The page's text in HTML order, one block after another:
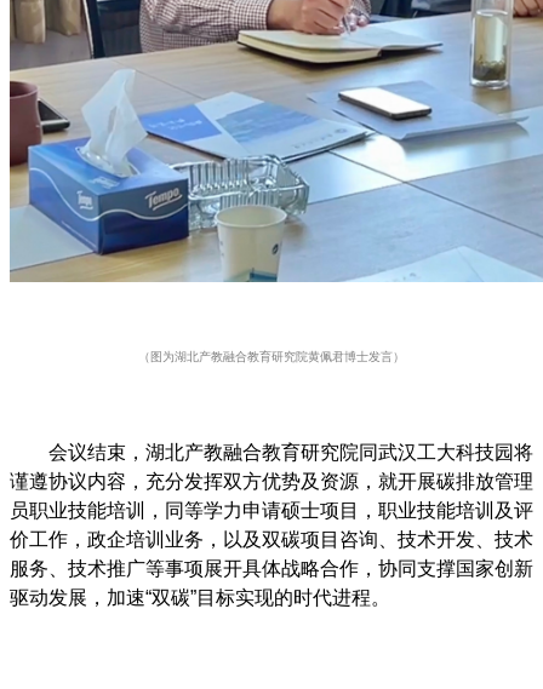
（图为湖北产教融合教育研究院黄佩君博士发言）
会议结束，湖北产教融合教育研究院同武汉工大科技园将
谨遵协议内容，充分发挥双方优势及资源，就开展碳排放管理
员职业技能培训，同等学力申请硕士项目，职业技能培训及评
价工作，政企培训业务，以及双碳项目咨询、技术开发、技术
服务、技术推广等事项展开具体战略合作，协同支撑国家创新
驱动发展，加速“双碳”目标实现的时代进程。